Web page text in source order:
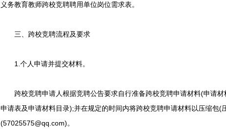
义务教育教师跨校竞聘聘用单位岗位需求表。
三、跨校竞聘流程及要求
1.个人申请并提交材料。
跨校竞聘申请人根据竞聘公告要求自行准备跨校竞聘申请材料(申请材
申请表及申请材料目录);并在规定的时间内将跨校竞聘申请材料以压缩包
(57025575@qq.com)。